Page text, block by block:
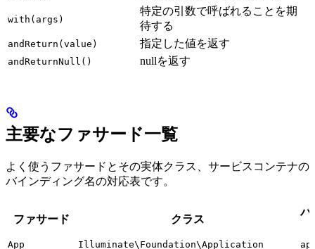
with(args)
特定の引数で呼ばれることを期
待する
andReturn(value) 指定した値を返す
andReturnNull() nullを返す
主要なファサード一覧
よく使うファサードとその実体クラス、サービスコンテナの
バインディング名の対応表です。
ファサード クラス
バ
App Illuminate\Foundation\Application